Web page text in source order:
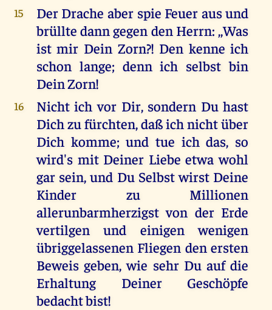
15
Der Drache aber spie Feuer aus und
brüllte dann gegen den Herrn: ,,Was
ist mir Dein Zorn?! Den kenne ich
schon lange; denn ich selbst bin
Dein Zorn!
16
Nicht ich vor Dir, sondern Du hast
Dich zu fürchten, daß ich nicht über
Dich komme; und tue ich das, so
wird's mit Deiner Liebe etwa wohl
gar sein, und Du Selbst wirst Deine
Kinder zu Millionen
allerunbarmherzigst von der Erde
vertilgen und einigen wenigen
übriggelassenen Fliegen den ersten
Beweis geben, wie sehr Du auf die
Erhaltung Deiner Geschöpfe
bedacht bist!